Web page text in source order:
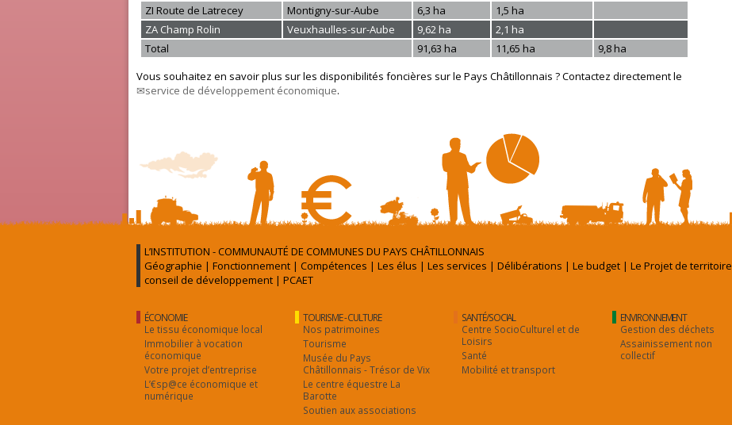
ZI Route de Latrecey
Montigny-sur-Aube 6,3 ha
1,5 ha
ZA Champ Rolin
Veuxhaulles-sur-Aube 9,62 ha
2,1 ha
Total
91,63 ha 11,65 ha
9,8 ha
Vous souhaitez en savoir plus sur les disponibilités foncières sur le Pays Châtillonnais ? Contactez directement le
service de développement économique.
L’INSTITUTION - COMMUNAUTÉ DE COMMUNES DU PAYS CHÂTILLONNAIS
Géographie | Fonctionnement | Compétences | Les élus | Les services | Délibérations | Le budget | Le Projet de territoire
conseil de développement | PCAET
ÉCONOMIE
Le tissu économique local
Immobilier à vocation
économique
Votre projet d’entreprise
L’€sp@ce économique et
numérique
TOURISME - CULTURE
Nos patrimoines
Tourisme
Musée du Pays
Châtillonnais - Trésor de Vix
Le centre équestre La
Barotte
Soutien aux associations
SANTÉ/SOCIAL
Centre SocioCulturel et de
Loisirs
Santé
Mobilité et transport
ENVIRONNEMENT
Gestion des déchets
Assainissement non
collectif